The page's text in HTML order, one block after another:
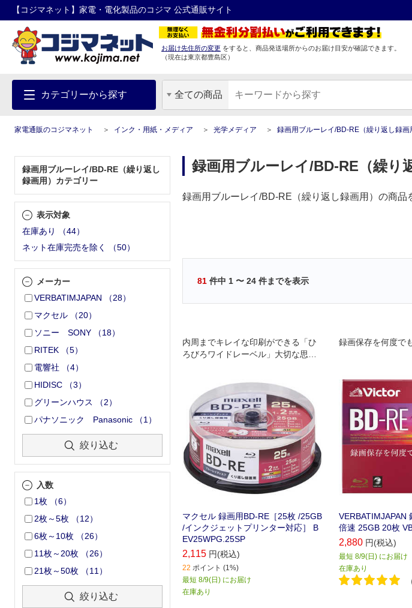
【コジマネット】家電・電化製品のコジマ 公式通販サイト
お届け先住所の変更 をすると、商品発送場所からのお届け目安が確認できます。
（現在は東京都豊島区）
カテゴリーから探す 全ての商品
家電通販のコジマネット インク・用紙・メディア 光学メディア 録画用ブルーレイ/BD-RE（繰り返し録画
録画用ブルーレイ/BD-RE（繰り返し
録画用）カテゴリー
表示対象
在庫あり
（44）
ネット在庫完売を除く
（50）
メーカー
VERBATIMJAPAN
（28）
マクセル
（20）
ソニー SONY
（18）
RITEK
（5）
電響社
（4）
HIDISC
（3）
グリーンハウス
（2）
パナソニック Panasonic
（1 ）
絞り込む
入数
1枚
（6）
2枚～5枚
（12）
6枚～10枚
（26）
11枚～20枚
（26）
21枚～50枚
（11 ）
絞り込む
録画用ブルーレイ/BD-RE（繰り
録画用ブルーレイ/BD-RE（繰り返し録画用）の商品
81 件中 1 〜 24 件までを表示
内周までキレイな印刷ができる「ひ
ろびろワイドレーベル」大切な思い
マクセル 録画用BD-RE［25枚 /25GB
/インクジェットプリンター対応］ B
EV25WPG.25SP
2,115 円(税込)
22 ポイント (1%)
最短 8/9(日) にお届け
在庫あり
録画保存を何度で
VERBATIMJAPAN
倍速 25GB 20枚
2,880 円(税込)
最短 8/9(日) にお届け
在庫あり